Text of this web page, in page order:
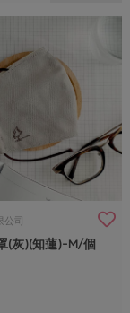
公司
(灰)(知蓮)-M/個